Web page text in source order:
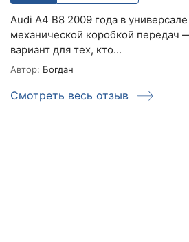
Audi A4 B8 2009 года в
механической коробкой передач
вариант для тех, кто...
Автор: Богдан
Смотреть весь отзыв